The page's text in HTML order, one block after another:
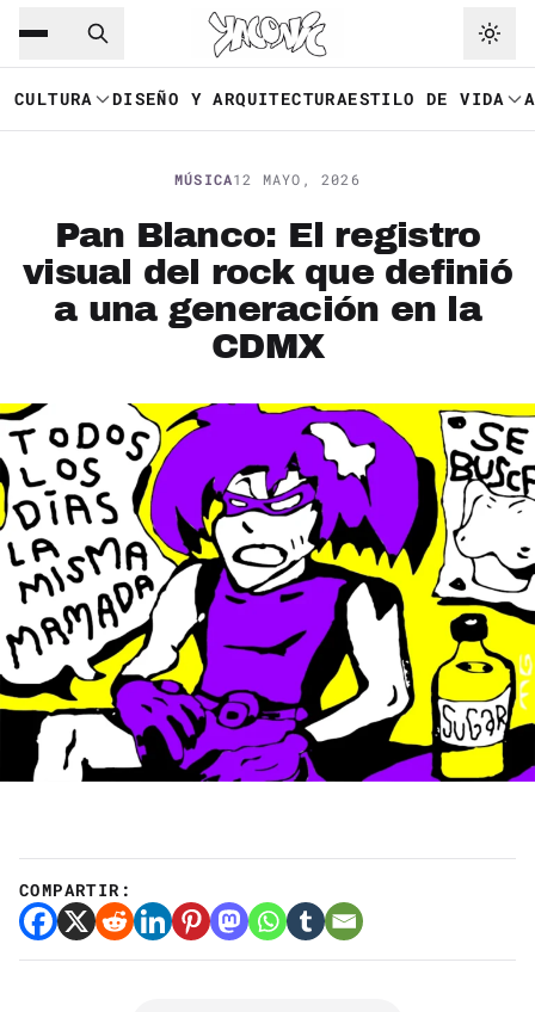
Saltar al contenido principal
CULTURA DISEÑO Y ARQUITECTURAESTILO DE VIDA
MÚSICA12 MAYO, 2026
Pan Blanco: El registro
visual del rock que definió
a una generación en la
CDMX
COMPARTIR: